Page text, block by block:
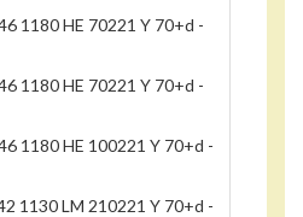
1180 HE 70221 Y 70+d -
1180 HE 70221 Y 70+d -
1180 HE 100221 Y 70+d -
1130 LM 210221 Y 70+d -